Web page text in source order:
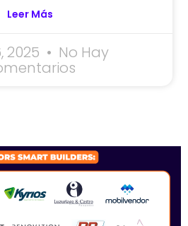
Leer Más
2025 No Hay